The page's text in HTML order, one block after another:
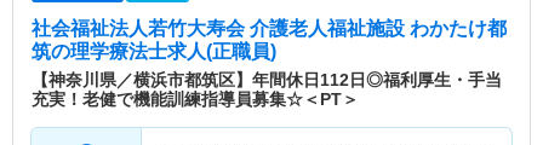
社会福祉法人若竹大寿会 介護老人福祉施設 わかたけ都
筑の理学療法士求人(正職員)
【神奈川県／横浜市都筑区】年間休日112日◎福利厚生・手当
充実！老健で機能訓練指導員募集☆＜PT＞